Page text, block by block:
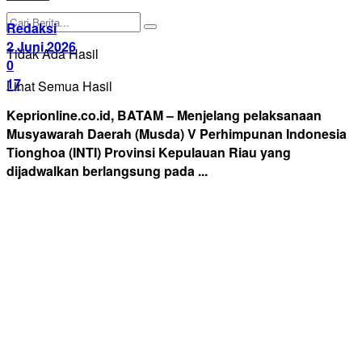
Tidak Ada Hasil
Lihat Semua Hasil
Redaksi
2 Juni 2026
0
17
Keprionline.co.id, BATAM – Menjelang pelaksanaan
Musyawarah Daerah (Musda) V Perhimpunan Indonesia
Tionghoa (INTI) Provinsi Kepulauan Riau yang
dijadwalkan berlangsung pada ...